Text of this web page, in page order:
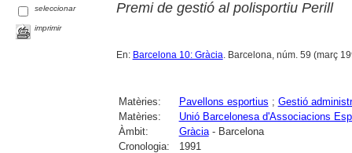
seleccionar
imprimir
Premi de gestió al polisportiu Perill
En: Barcelona 10: Gràcia. Barcelona, núm. 59 (març
Matèries: Pavellons esportius ; Gestió
Matèries:
Unió Barcelonesa d'Associacions
Àmbit:
Gràcia- Barcelona
Cronologia:
1991